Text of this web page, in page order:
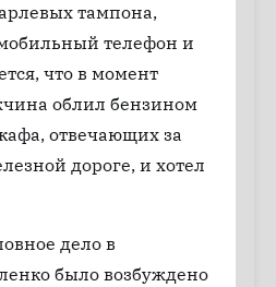
тампона,
телефон и
что в момент
облил бензином
отвечающих за
дороге, и хотел
дело в
было возбуждено